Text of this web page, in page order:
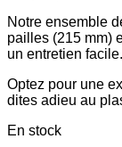
Notre ensemble
pailles (215 mm)
un entretien facile.
Optez pour une
dites adieu au
En stock